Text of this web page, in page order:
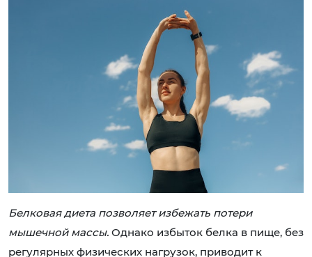
Белковая диета позволяет избежать потери
мышечной массы. Однако избыток белка в пище, без
регулярных физических нагрузок, приводит к